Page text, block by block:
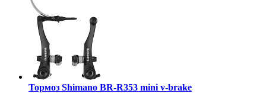
Тормоз Shimano BR-R353 mini v-brake